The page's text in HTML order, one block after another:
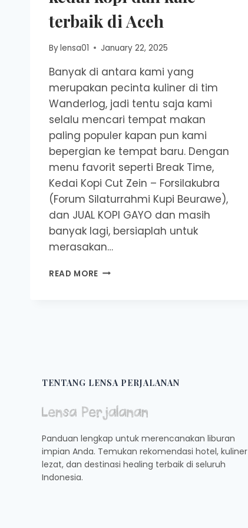
terbaik di Aceh
Bylensa01 January 22, 2025
Banyak di antara kami yang
merupakan pecinta kuliner di tim
Wanderlog, jadi tentu saja kami
selalu mencari tempat makan
paling populer kapan pun kami
bepergian ke tempat baru. Dengan
menu favorit seperti Break Time,
Kedai Kopi Cut Zein – Forsilakubra
(Forum Silaturrahmi Kupi Beurawe),
dan JUAL KOPI GAYO dan masih
banyak lagi, bersiaplah untuk
merasakan…
READ MORE KEDAI
TENTANG LENSA PERJALANAN
Panduan lengkap untuk merencanakan liburan
impian Anda. Temukan rekomendasi hotel, kuliner
lezat, dan destinasi healing terbaik di seluruh
Indonesia.